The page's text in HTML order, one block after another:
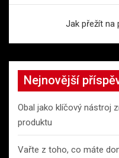
Jak přežít na
Nejnovější
Obal jako klíčový nástroj
produktu
Vařte z toho, co máte